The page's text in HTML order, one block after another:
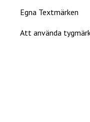
Egna Textmärken
Att använda